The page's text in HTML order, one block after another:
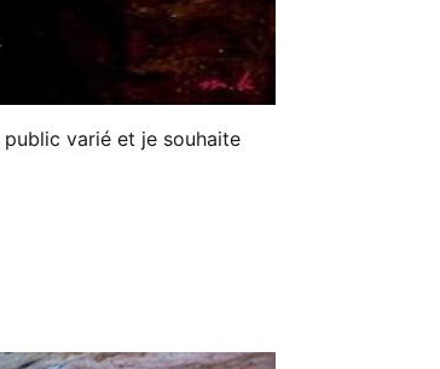
varié et je souhaite